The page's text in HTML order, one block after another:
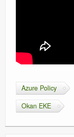
Azure Policy
Okan EKE